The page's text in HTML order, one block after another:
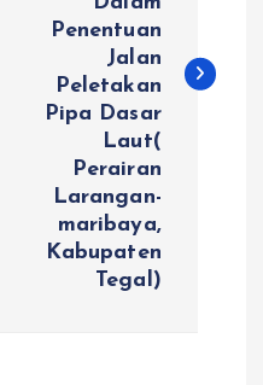
Penentuan
Jalan
Peletakan
Pipa Dasar
Laut(
Perairan
Larangan-
maribaya,
Kabupaten
Tegal)